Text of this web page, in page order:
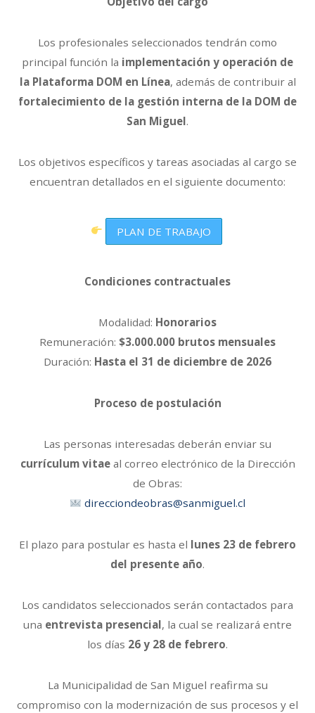
Los profesionales seleccionados tendrán como
principal función la implementación y operación de
la Plataforma DOM en Línea, además de contribuir al
fortalecimiento de la gestión interna de la DOM de
San Miguel.
Los objetivos específicos y tareas asociadas al cargo se
encuentran detallados en el siguiente documento:
PLAN DE TRABAJO
Condiciones contractuales
Modalidad: Honorarios
Remuneración: $3.000.000 brutos mensuales
Duración: Hasta el 31 de diciembre de 2026
Proceso de postulación
Las personas interesadas deberán enviar su
currículum vitaeal correo electrónico de la Dirección
de Obras:
direcciondeobras@sanmiguel.cl
El plazo para postular es hasta el lunes 23 de febrero
del presente año.
Los candidatos seleccionados serán contactados para
una entrevista presencial, la cual se realizará entre
los días 26 y 28 de febrero.
La Municipalidad de San Miguel reafirma su
compromiso con la modernización de sus procesos y el